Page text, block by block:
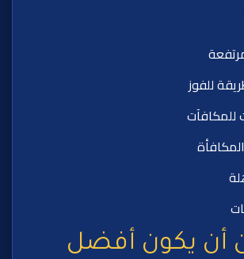
للمكافآت
أن يكون أفضل